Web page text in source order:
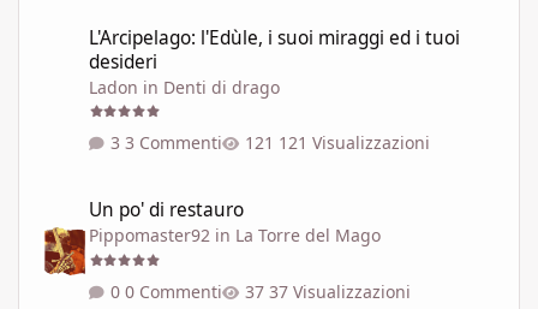
L'Arcipelago: l'Edùle, i suoi miraggi ed i tuoi
desideri
Ladon in Denti di drago
3 Commenti 121 Visualizzazioni
Un po' di restauro
Pippomaster92 in La Torre del Mago
0 Commenti 37 Visualizzazioni